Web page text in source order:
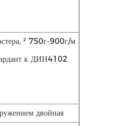
² 750г-900г/м
к ДИН4102
двойная